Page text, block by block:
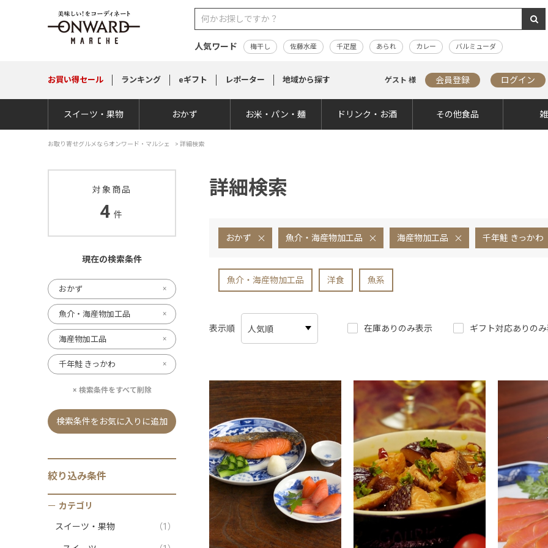
人気ワード 梅干し 佐藤水産 千疋屋 あられ カレー バルミューダ
お買い得セール ランキング eギフト レポーター 地域から探す ゲスト 様 会員登録 ログイン
スイーツ・果物 おかず お米・パン・麺 ドリンク・お酒 その他食品
お取り寄せグルメならオンワード・マルシェ > 詳細検索
詳細検索
おかず 魚介・海産物加工品 海産物加工品 千年鮭 きっかわ
魚介・海産物加工品 洋食 魚系
表示順 在庫ありのみ表示 ギフト対応ありの
対象商品
4 件
現在の検索条件
おかず
魚介・海産物加工品
海産物加工品
千年鮭 きっかわ
検索条件をすべて削除
検索条件をお気に入りに追加
絞り込み条件
カテゴリ
スイーツ・果物 （1）